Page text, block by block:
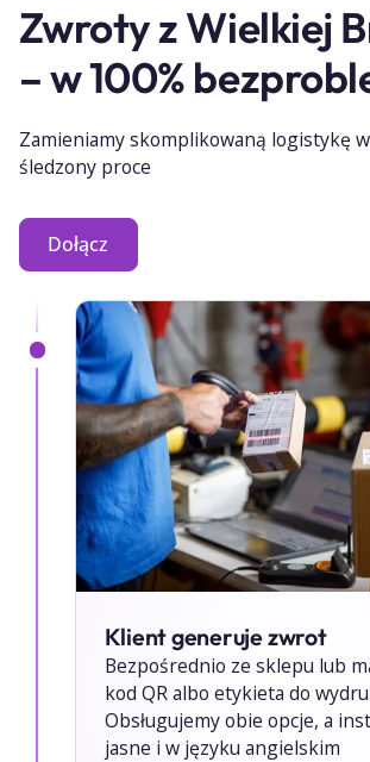
Zwroty z Wielkiej
– w 100%
Zamieniamy skomplikowaną logistykę
śledzony proce
Dołącz
Klient generuje zwrot
Bezpośrednio ze sklepu lub
kod QR albo etykieta do
Obsługujemy obie opcje, a
jasne i w języku angielskim